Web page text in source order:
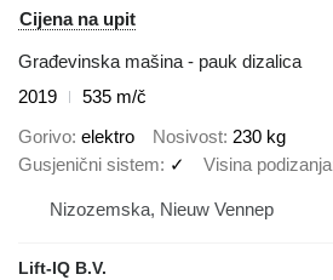
Cijena na upit
Građevinska mašina - pauk dizalica
2019
535 m/č
Gorivo elektro Nosivost 230 kg
Gusjenični sistem
✓ Visina podizanja
Nizozemska, Nieuw Vennep
Lift-IQ B.V.